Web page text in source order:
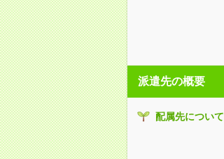
派遣先の概要
配属先について